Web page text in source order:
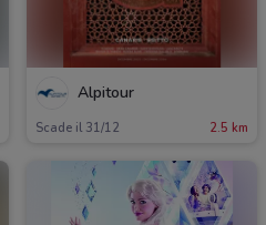
Alpitour
Scade il 31/12 2.5 km